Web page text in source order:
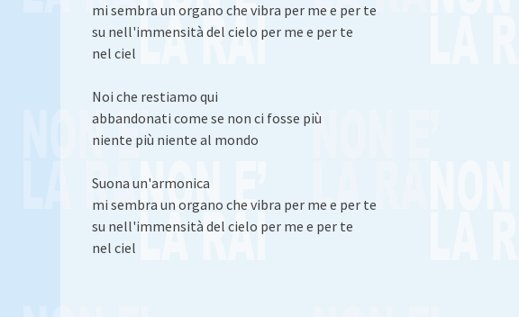
mi sembra un organo che vibra per me e per te
su nell'immensità del cielo per me e per te
nel ciel
Noi che restiamo qui
abbandonati come se non ci fosse più
niente più niente al mondo
Suona un'armonica
mi sembra un organo che vibra per me e per te
su nell'immensità del cielo per me e per te
nel ciel